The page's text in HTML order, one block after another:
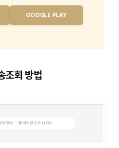
GOOGLE PLAY
조회 방법